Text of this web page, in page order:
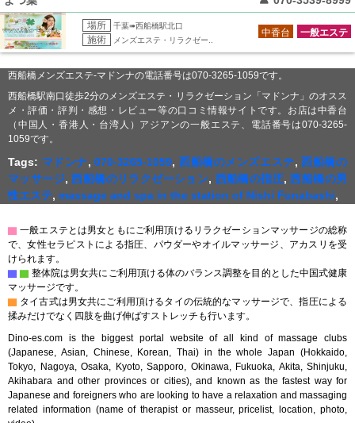
場所 千葉➠西船橋駅北口
施術 メンズエステ・リラクゼー..
一般エステ
中香台
西船橋メンズエステ-マドンナの電話番号は070-3265-1059です。
西船橋駅南口徒歩2分のメンズエステ・リラクゼーション「マドンナ」のオスス
メ・評価・評判・感想・レビュー等の口コミ情報サイトです。お店は中香台
（中国人・香港人・台湾人）アジアンの一般エステ、電話番号は070-3265-
1059です。
Tags: マドンナ,070-3265-1059,西船橋のメンズエステ,西船橋の
マッサージ,西船橋のリラクゼーション, 西船橋の指圧,西船橋の男
性エステ, massage and spa in the station of Nishi Funabashi,
▇ 一般エステとは男女ともにご利用頂けるリラクゼーションマッサージの総称
で、女性セラピストによる指圧、パウダーやオイルマッサージ、アカスリを受
けられます。
▇ ▇ 整体院は男女共にご利用頂ける体のバランス調整を目的とした中国式健康
マッサージです。
▇ タイ古式は男女共にご利用頂けるタイの伝統的なマッサージで、指圧による
揉みだけでなく四肢を曲げ伸ばすストレッチも行います。
Dino-es.com is the biggest portal website of all kind of massage clubs
(Japanese, Asian, Chinese, Korean, Thai) in the whole Japan (Hokkaido,
Tokyo, Nagoya, Osaka, Kyoto, Sapporo, Okinawa, Fukuoka, Akita, Shinjuku,
Akihabara and other provinces or cities), and known as the fastest way for
Japanese and foreigners who are looking to have a relaxation and massaging
related information (name of therapist or masseur, pricelist, location, photo,